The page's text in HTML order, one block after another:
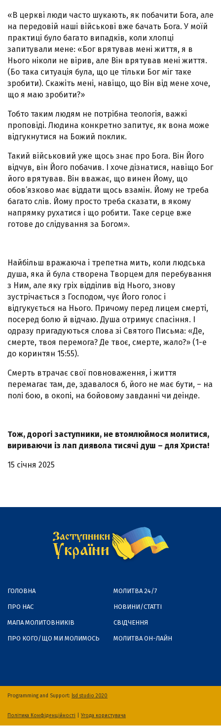
«В церкві люди часто шукають, як побачити Бога, але
на передовій наші військові вже бачать Бога. У моїй
практиці було багато випадків, коли хлопці
запитували мене: «Бог врятував мені життя, я в
Нього ніколи не вірив, але Він врятував мені життя.
(Бо така ситуація була, що це тільки Бог міг таке
зробити). Скажіть мені, навіщо, що Він від мене хоче,
що я маю зробити?»
Тобто таким людям не потрібна теологія, важкі
проповіді. Людина конкретно запитує, як вона може
відгукнутися на Божий поклик.
Такий військовий уже щось знає про Бога. Він Його
відчув, він Його побачив. І хоче дізнатися, навіщо Бог
його врятував. Він вважає, що винен Йому, що
обов’язково має віддати щось взамін. Йому не треба
багато слів. Йому просто треба сказати, в якому
напрямку рухатися і що робити. Таке серце вже
готове до слідування за Богом».
Найбільш вражаюча і трепетна мить, коли людська
душа, яка й була створена Творцем для перебування
з Ним, але яку гріх відділив від Нього, знову
зустрічається з Господом, чує Його голос і
відгукується на Нього. Причому перед лицем смерті,
посеред болю й відчаю. Душа отримує спасіння. І
одразу пригадуються слова зі Святого Письма: «Де,
смерте, твоя перемога? Де твоє, смерте, жало?» (1-е
до коринтян 15:55).
Смерть втрачає свої повноваження, і життя
перемагає там, де, здавалося б, його не має бути, – на
полі бою, в окопі, на бойовому завданні чи деінде.
Тож, дорогі заступники, не втомлюймося молитися,
вириваючи із лап диявола тисячі душ – для Христа!
15 січня 2025
ГОЛОВНА
ПРО НАС
МАПА МОЛИТОВНИКІВ
ПРО КОГО/ЩО МИ МОЛИМОСЬ
МОЛИТВА 24/7
НОВИНИ/СТАТТІ
СВІДЧЕННЯ
МОЛИТВА ОН-ЛАЙН
Programming and Support: lsd studio 2020
Політика Конфіденційності Угода користувача